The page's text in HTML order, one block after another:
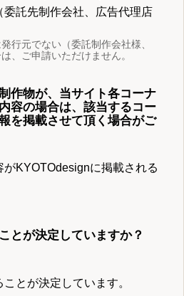
委託先制作会社、広告代理店
行元でない（委託制作会社様、
、ご申請いただけません。
作物が、当サイト各コーナ
容の場合は、該当するコー
を掲載させて頂く場合がご
KYOTOdesignに掲載される
とが決定していますか？
とが決定しています。